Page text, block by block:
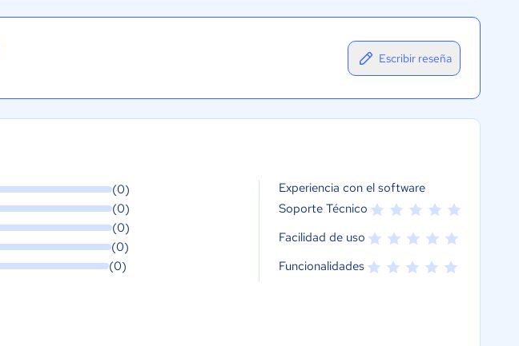
Escribir reseña
(0)
(0)
(0)
(0)
(0)
Experiencia con el software
Soporte Técnico
Facilidad de uso
Funcionalidades